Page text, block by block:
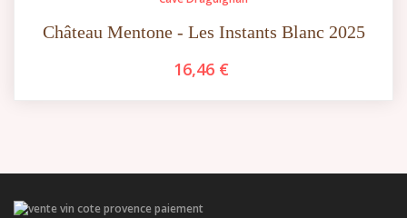
Château Mentone - Les Instants Blanc 2025
16,46 €